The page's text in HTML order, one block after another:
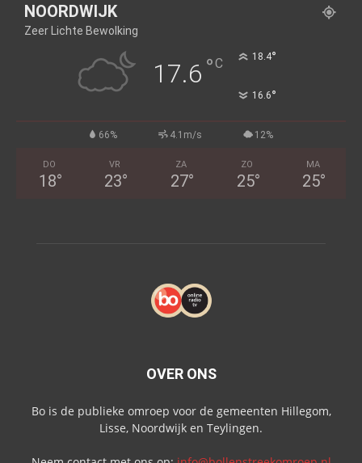
NOORDWIJK
Zeer Lichte Bewolking
17.6 °C 18.4°
16.6°
66% 4.1m/s 12%
DO
18°
VR
23°
ZA
27°
ZO
25°
MA
25°
OVER ONS
Bo is de publieke omroep voor de gemeenten Hillegom,
Lisse, Noordwijk en Teylingen.